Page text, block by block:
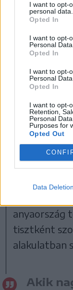
I want to opt-
personal data.
Opted In
I want to opt-
Personal Data.
Opted In
I want to opt-
Personal
Opted In
I want to opt-
Retention,
Personal
Purposes for
Opted Out
Data Deletion
kivonni
a
honvéd
születésű
menti
soraiban,
1940 előtt,
a magyar 2.
beosztott
anyaország
tisztként
alakulatban
Akik